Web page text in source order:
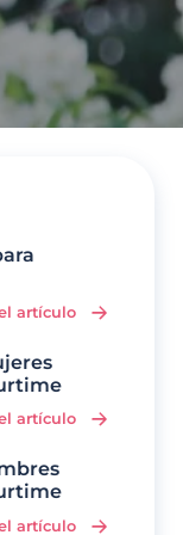
artículo
artículo
artículo